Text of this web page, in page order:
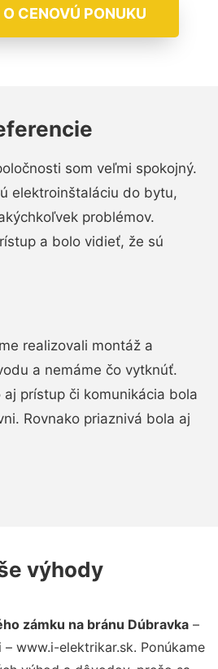
CENOVÚ PONUKU
som veľmi spokojný.
elektroinštaláciu do bytu,
problémov.
a bolo vidieť, že sú
realizovali montáž a
a nemáme čo vytknúť.
prístup či komunikácia bola
Rovnako priaznivá bola aj
výhody
zámku na bránu Dúbravka–
www.i-elektrikar.sk. Ponúkame